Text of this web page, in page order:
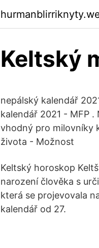
Keltský
nepálský kalendář
kalendář 2021 - MFP
vhodný pro milovníky
života - Možnost
Keltský horoskop
narození člověka s
která se projevovala
kalendář od 27.